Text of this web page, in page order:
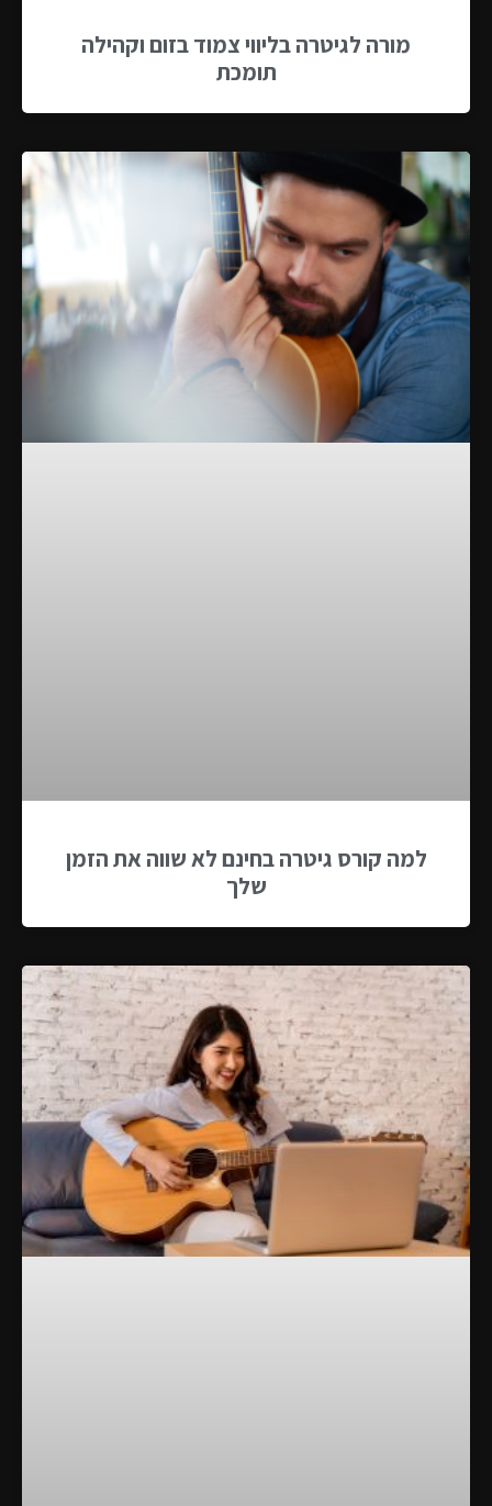
מורה לגיטרה בליווי צמוד בזום וקהילה
תומכת
למה קורס גיטרה בחינם לא שווה את הזמן
שלך